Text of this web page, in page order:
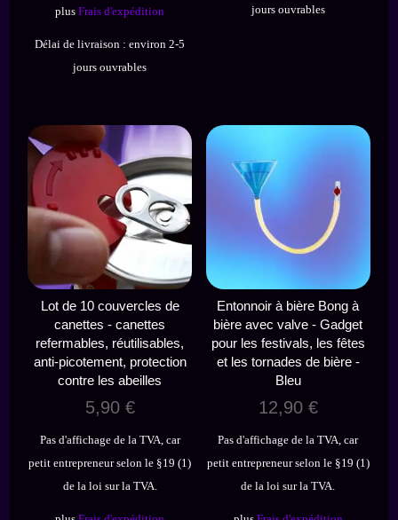
plusFrais d'expédition
Délai de livraison :environ 2-5
jours ouvrables
jours ouvrables
Lot de 10 couvercles de
canettes - canettes
refermables, réutilisables,
anti-picotement, protection
contre les abeilles
5,90 €
Pas d'affichage de la TVA, car
petit entrepreneur selon le §19 (1)
de la loi sur la TVA.
Entonnoir à bière Bong à
bière avec valve - Gadget
pour les festivals, les fêtes
et les tornades de bière -
Bleu
12,90 €
Pas d'affichage de la TVA, car
petit entrepreneur selon le §19 (1)
de la loi sur la TVA.